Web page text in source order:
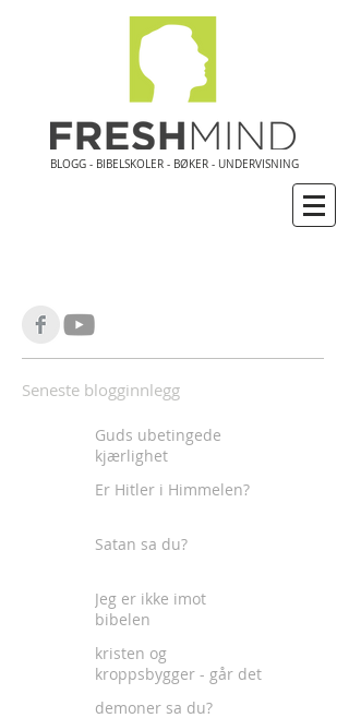
BLOGG - BIBELSKOLER - BØKER - UNDERVISNING
Seneste blogginnlegg
Guds ubetingede
kjærlighet
Er Hitler i Himmelen?
Satan sa du?
Jeg er ikke imot
bibelen
kristen og
kroppsbygger - går det
demoner sa du?